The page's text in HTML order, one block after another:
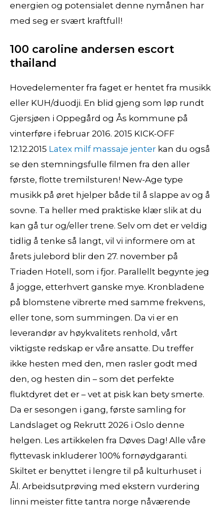
energien og potensialet denne nymånen har
med seg er svært kraftfull!
100 caroline andersen escort
thailand
Hovedelementer fra faget er hentet fra musikk
eller KUH/duodji. En blid gjeng som løp rundt
Gjersjøen i Oppegård og Ås kommune på
vinterføre i februar 2016. 2015 KICK-OFF
12.12.2015 Latex milf massaje jenter kan du også
se den stemningsfulle filmen fra den aller
første, flotte tremilsturen! New-Age type
musikk på øret hjelper både til å slappe av og å
sovne. Ta heller med praktiske klær slik at du
kan gå tur og/eller trene. Selv om det er veldig
tidlig å tenke så langt, vil vi informere om at
årets julebord blir den 27. november på
Triaden Hotell, som i fjor. Parallellt begynte jeg
å jogge, etterhvert ganske mye. Kronbladene
på blomstene vibrerte med samme frekvens,
eller tone, som summingen. Da vi er en
leverandør av høykvalitets renhold, vårt
viktigste redskap er våre ansatte. Du treffer
ikke hesten med den, men rasler godt med
den, og hesten din – som det perfekte
fluktdyret det er – vet at pisk kan bety smerte.
Da er sesongen i gang, første samling for
Landslaget og Rekrutt 2026 i Oslo denne
helgen. Les artikkelen fra Døves Dag! Alle våre
flyttevask inkluderer 100% fornøydgaranti.
Skiltet er benyttet i lengre til på kulturhuset i
Ål. Arbeidsutprøving med ekstern vurdering
linni meister fitte tantra norge nåværende